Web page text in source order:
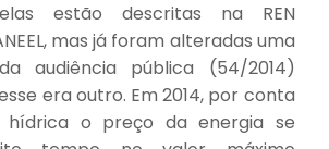
estão descritas na REN
mas já foram alteradas uma
audiência pública (54/2014)
era outro. Em 2014, por conta
o preço da energia se